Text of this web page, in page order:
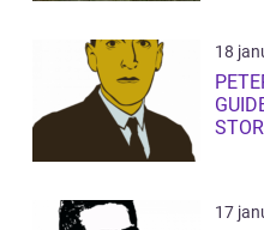
18
17